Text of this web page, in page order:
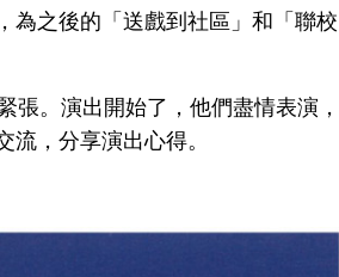
為之後的「送戲到社區」和「聯校
。演出開始了，他們盡情表演，
，分享演出心得。